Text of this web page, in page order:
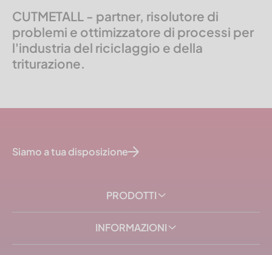
CUTMETALL - partner, risolutore di
problemi e ottimizzatore di processi per
l'industria del riciclaggio e della
triturazione.
Siamo a tua disposizione
PRODOTTI
INFORMAZIONI